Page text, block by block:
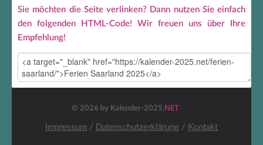
Sie möchten die Seite verlinken? Dann nutzen Sie einfach
den folgenden HTML-Code! Wir freuen uns über Ihre
Empfehlung!
© 2026 by Kalender-2025.NET
Impressum / Datenschutzerklärung / Kontakt